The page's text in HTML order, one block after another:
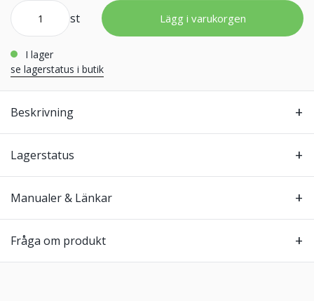
st Lägg i varukorgen
i lager
se lagerstatus i butik
Beskrivning
Lagerstatus
Manualer & Länkar
Fråga om produkt